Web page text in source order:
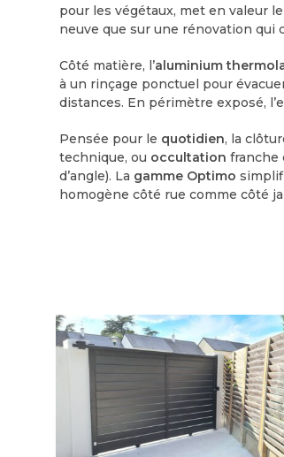
pour les végétaux, met en valeur
neuve que sur une rénovation qui
Côté matière, l’aluminium
à un rinçage ponctuel pour
distances. En périmètre exposé,
Pensée pour le quotidien, la
technique, ou occultation franche
d’angle). La gamme Optimo
homogène côté rue comme côté